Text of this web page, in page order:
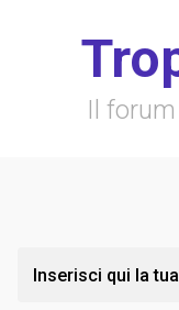
Il